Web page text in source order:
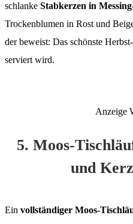
schlanke Stabkerzen in
Trockenblumen in Rost und
der beweist: Das schönste
serviert wird.
Anzeige
5. Moos-
und
Ein vollständiger Moos-